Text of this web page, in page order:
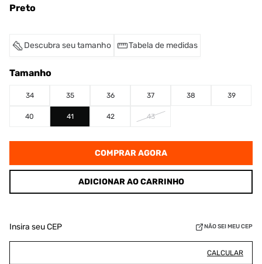
Preto
Descubra seu tamanho Tabela de medidas
Tamanho
34 35 36 37 38 39
40 41 42 43
COMPRAR AGORA
ADICIONAR AO CARRINHO
Insira seu CEP NÃO SEI MEU CEP
CALCULAR